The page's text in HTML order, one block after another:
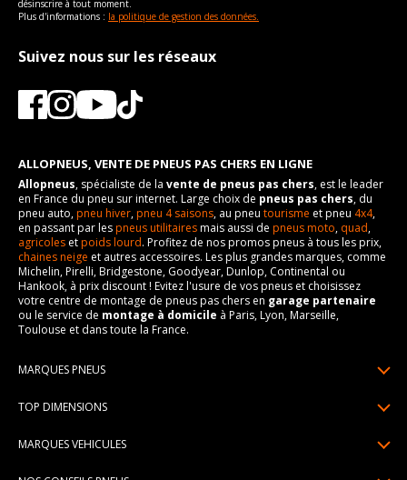
désinscrire à tout moment.
Plus d'informations : la politique de gestion des données.
Suivez nous sur les réseaux
ALLOPNEUS, VENTE DE PNEUS PAS CHERS EN LIGNE
Allopneus, spécialiste de la vente de pneus pas chers, est le leader
en France du pneu sur internet. Large choix de pneus pas chers, du
pneu auto,pneu hiver,pneu 4 saisons, au pneu tourisme et pneu 4x4,
en passant par lespneus utilitairesmais aussi de pneus moto, quad,
agricoles etpoids lourd. Profitez de nos promos pneus à tous les prix,
chaines neige et autres accessoires. Les plus grandes marques, comme
Michelin, Pirelli, Bridgestone, Goodyear, Dunlop, Continental ou
Hankook, à prix discount ! Evitez l'usure de vos pneus et choisissez
votre centre de montage de pneus pas chers en garage partenaire
ou le service de montage à domicile à Paris, Lyon, Marseille,
Toulouse et dans toute la France.
MARQUES PNEUS
Pneus Continental
TOP DIMENSIONS
MARQUES VEHICULES